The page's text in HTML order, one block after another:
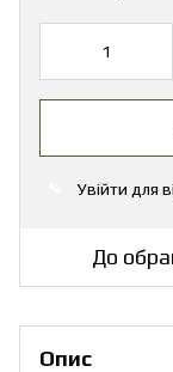
Увійти для
До
Опис